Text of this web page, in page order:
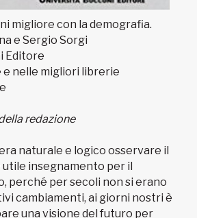
migliore con la demografia.
e Sergio Sorgi
Editore
e nelle migliori librerie
redazione
naturale e logico osservare il
insegnamento per il
perché per secoli non si erano
cambiamenti, ai giorni nostri è
una visione del futuro per